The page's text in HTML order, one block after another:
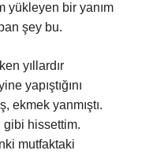
yükleyen bir yanım
şey bu.
yıllardır
yapıştığını
ekmek yanmıştı.
gibi hissettim.
mutfaktaki